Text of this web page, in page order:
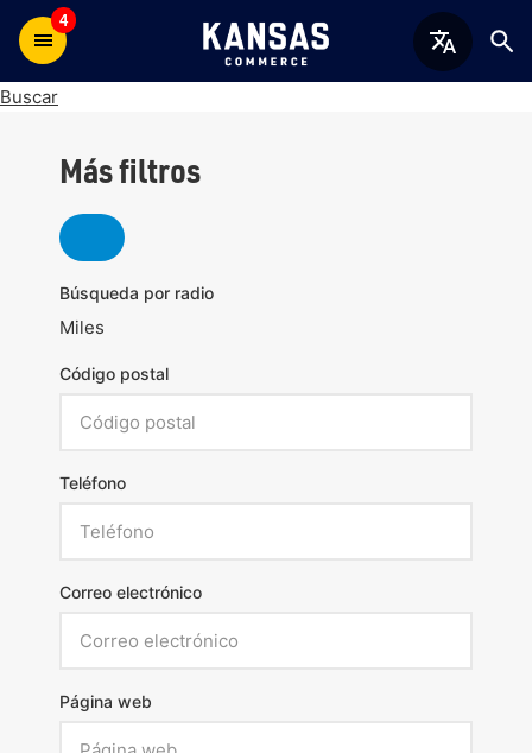
4
Buscar
Más filtros
Búsqueda por radio
Miles
Código postal
Teléfono
Correo electrónico
Página web